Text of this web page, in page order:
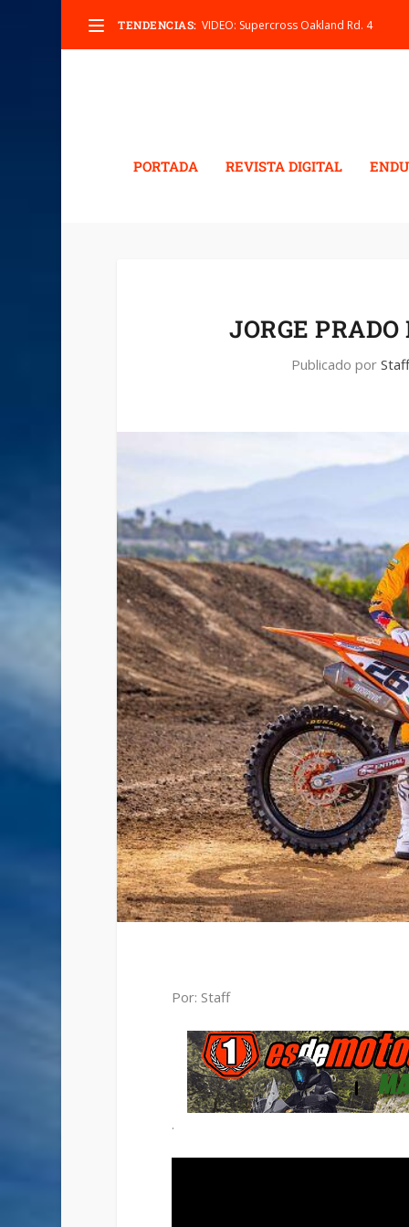
TENDENCIAS: VIDEO: Supercross Oakland Rd. 4
PORTADA REVISTA DIGITAL
JORGE
Publicado por Staff
Por: Staff
.